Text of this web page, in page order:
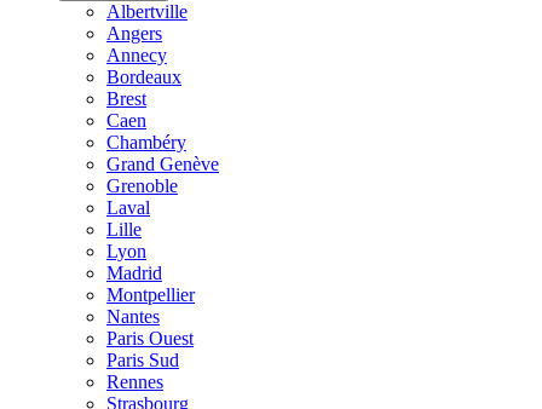
Albertville
Angers
Annecy
Bordeaux
Brest
Caen
Chambéry
Grand Genève
Grenoble
Laval
Lille
Lyon
Madrid
Montpellier
Nantes
Paris Ouest
Paris Sud
Rennes
Strasbourg